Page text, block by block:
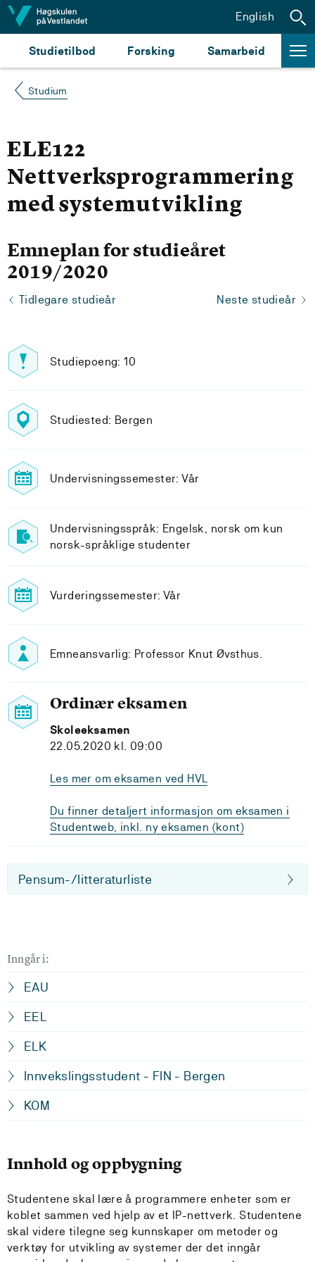
Hopp til innhald
Studietilbod Forsking Samarbeid
English
Studium
ELE122
Nettverksprogrammering
med systemutvikling
Emneplan for studieåret
2019/2020
Tidlegare studieår Neste studieår
Studiepoeng: 10
Studiested: Bergen
Undervisningssemester: Vår
Undervisningsspråk: Engelsk, norsk om kun
norsk-språklige studenter
Vurderingssemester: Vår
Emneansvarlig: Professor Knut Øvsthus.
Ordinær eksamen
Skoleeksamen
22.05.2020 kl. 09:00
Les mer om eksamen ved HVL
Du finner detaljert informasjon om eksamen i
Studentweb, inkl. ny eksamen (kont)
Pensum-/litteraturliste
Inngår i:
EAU
EEL
ELK
Innvekslingsstudent - FIN - Bergen
KOM
Innhold og oppbygning
Studentene skal lære å programmere enheter som er
koblet sammen ved hjelp av et IP-nettverk. Studentene
skal videre tilegne seg kunnskaper om metoder og
verktøy for utvikling av systemer der det inngår